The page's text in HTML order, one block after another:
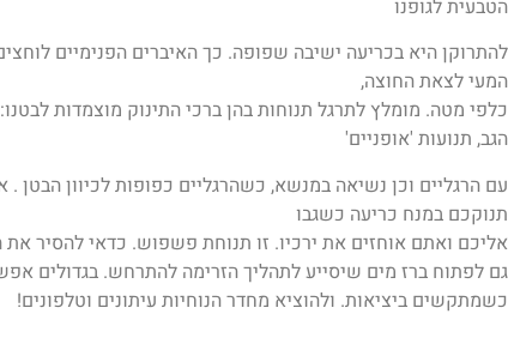
הטבעית לגופנו
להתרוקן היא בכריעה ישיבה שפופה. כך האיברים הפנימיים
המעי לצאת החוצה,
כלפי מטה. מומלץ לתרגל תנוחות בהן ברכי התינוק מוצמדות
הגב, תנועות 'אופניים'
עם הרגליים וכן נשיאה במנשא, כשהרגליים כפופות לכיוון הבטן .
תנוקכם במנח כריעה כשגבו
אליכם ואתם אוחזים את ירכיו. זו תנוחת פשפוש. כדאי להסיר
גם לפתוח ברז מים שיסייע לתהליך הזרימה להתרחש. בגדולים
כשמתקשים ביציאות. ולהוציא מחדר הנוחיות עיתונים וטלפונים!